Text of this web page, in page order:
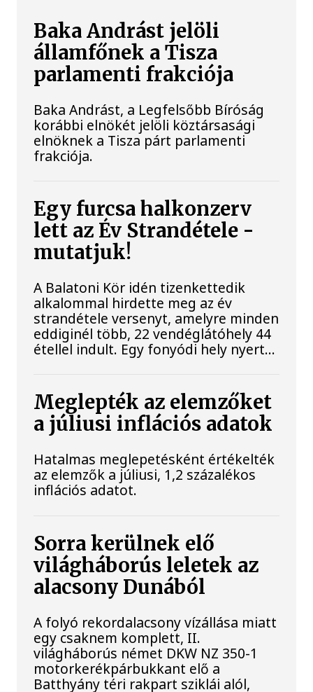
Baka Andrást jelöli
államfőnek a Tisza
parlamenti frakciója
Baka Andrást, a Legfelsőbb Bíróság
korábbi elnökét jelöli köztársasági
elnöknek a Tisza párt parlamenti
frakciója.
Egy furcsa halkonzerv
lett az Év Strandétele -
mutatjuk!
A Balatoni Kör idén tizenkettedik
alkalommal hirdette meg az év
strandétele versenyt, amelyre minden
eddiginél több, 22 vendéglátóhely 44
étellel indult. Egy fonyódi hely nyert...
Meglepték az elemzőket
a júliusi inflációs adatok
Hatalmas meglepetésként értékelték
az elemzők a júliusi, 1,2 százalékos
inflációs adatot.
Sorra kerülnek elő
világháborús leletek az
alacsony Dunából
A folyó rekordalacsony vízállása miatt
egy csaknem komplett, II.
világháborús német DKW NZ 350-1
motorkerékpárbukkant elő a
Batthyány téri rakpart sziklái alól,